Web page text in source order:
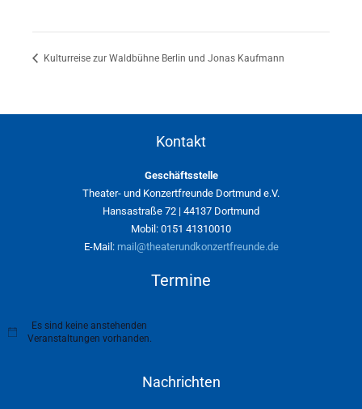
Kulturreise zur Waldbühne Berlin und Jonas Kaufmann
Kontakt
Geschäftsstelle
Theater- und Konzertfreunde Dortmund e.V.
Hansastraße 72 | 44137 Dortmund
Mobil: 0151 41310010
E-Mail: mail@theaterundkonzertfreunde.de
Termine
H
Es sind keine anstehenden
Veranstaltungen vorhanden.
Nachrichten